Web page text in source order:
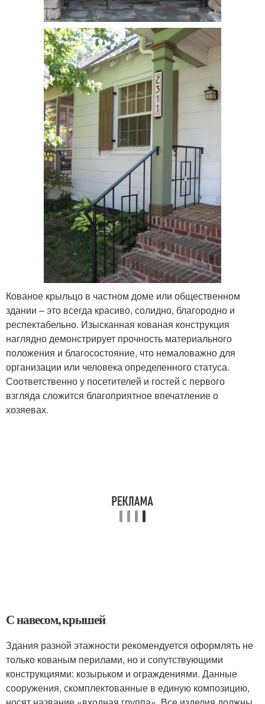
Кованое крыльцо в частном доме или общественном
здании – это всегда красиво, солидно, благородно и
респектабельно. Изысканная кованая конструкция
наглядно демонстрирует прочность материального
положения и благосостояние, что немаловажно для
организации или человека определенного статуса.
Соответственно у посетителей и гостей с первого
взгляда сложится благоприятное впечатление о
хозяевах.
С навесом, крышей
Здания разной этажности рекомендуется оформлять не
только кованым перилами, но и сопутствующими
конструкциями: козырьком и ограждениями. Данные
сооружения, скомплектованные в единую композицию,